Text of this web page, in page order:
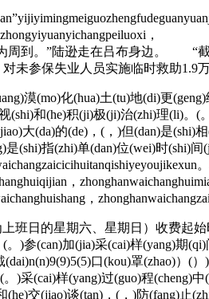
，
为周到。”陆逊走在吕布身边。 “
未参保失业人员实施临时救助1.9
(mo)化(hua)土(tu)地(di)更(geng)
(shi)和(he)积(ji)极(ji)治(zhi)理(li)。(
大(da)的(de)，(，)但(dan)是(shi)
(shi)指(zhi)单(dan)位(wei)时(shi)
。
，
，
日的星期六、星期日）收费起
(can)加(jia)采(cai)样(yang)期(qi)
口(kou)罩(zhao)）(
)采(cai)样(yang)过(guo)程(cheng)
交(jiao)谈(tan)，(，)防(fang)止